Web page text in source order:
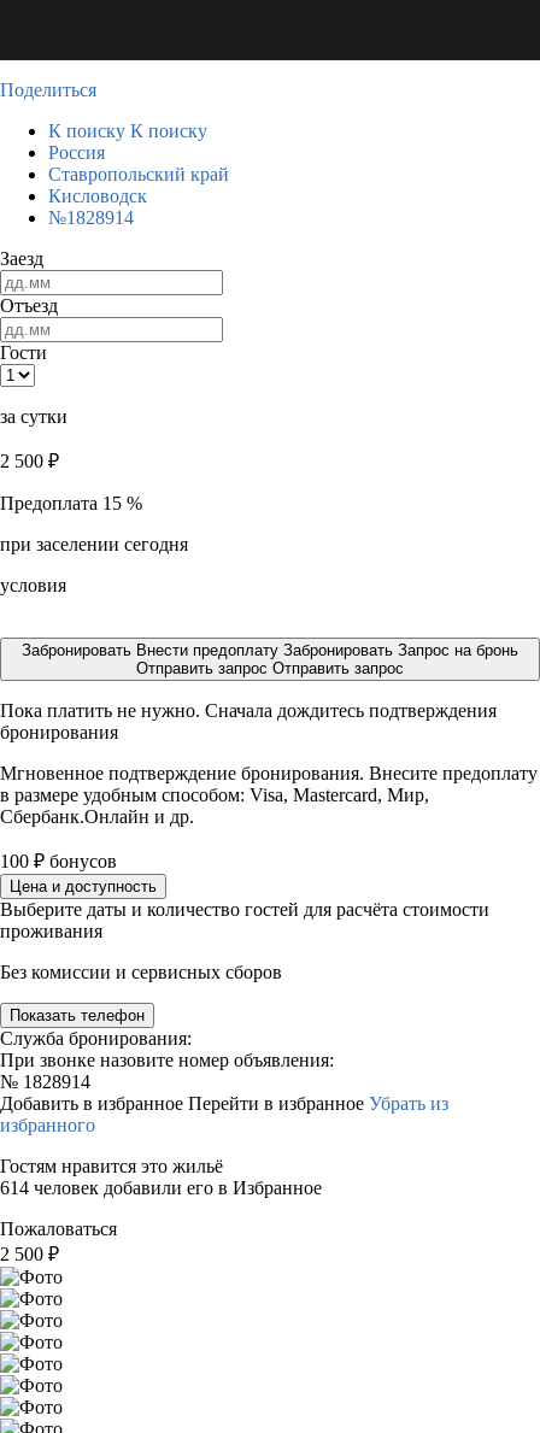
Поделиться
К поиску К поиску
Россия
Ставропольский край
Кисловодск
№1828914
Заезд
Отъезд
Гости
за сутки
2 500 ₽
Предоплата 15 %
при заселении сегодня
условия
Забронировать Внести предоплату Забронировать Запрос на бронь
Отправить запрос Отправить запрос
Пока платить не нужно. Сначала дождитесь подтверждения
бронирования
Мгновенное подтверждение бронирования. Внесите предоплату
в размере удобным способом: Visa, Mastercard, Мир,
Сбербанк.Онлайн и др.
100 ₽ бонусов
Цена и доступность
Выберите даты и количество гостей для расчёта стоимости
проживания
Без комиссии и сервисных сборов
Показать телефон
Служба бронирования:
При звонке назовите номер объявления:
№ 1828914
Добавить в избранное Перейти в избранное Убрать из
избранного
Гостям нравится это жильё
614 человек добавили его в Избранное
Пожаловаться
2 500 ₽